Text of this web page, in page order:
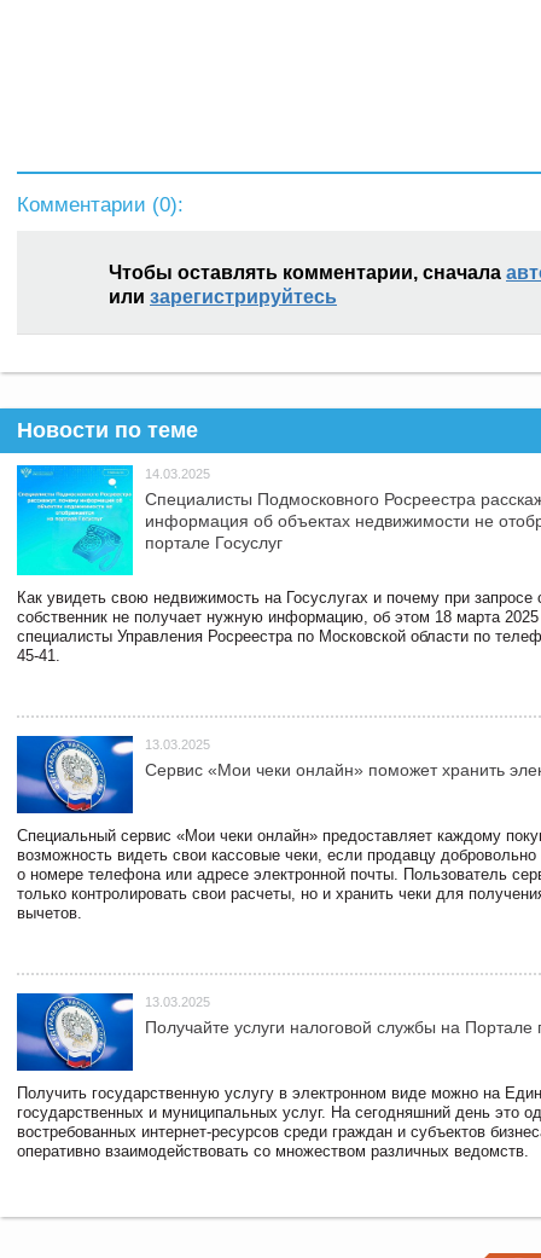
Комментарии (0):
Чтобы оставлять комментарии, сначала
или зарегистрируйтесь
Новости по теме
14.03.2025
Специалисты Подмосковного Росреестра
информация об объектах недвижимости не
портале Госуслуг
Как увидеть свою недвижимость на Госуслугах и почему при запросе
собственник не получает нужную информацию, об этом 18 марта 2025
специалисты Управления Росреестра по Московской области по
45-41.
13.03.2025
Сервис «Мои чеки онлайн» поможет хранить
Специальный сервис «Мои чеки онлайн» предоставляет каждому
возможность видеть свои кассовые чеки, если продавцу
о номере телефона или адресе электронной почты. Пользователь
только контролировать свои расчеты, но и хранить чеки для
вычетов.
13.03.2025
Получайте услуги налоговой службы на Портале
Получить государственную услугу в электронном виде можно на
государственных и муниципальных услуг. На сегодняшний день это
востребованных интернет-ресурсов среди граждан и субъектов
оперативно взаимодействовать со множеством различных ведомств.